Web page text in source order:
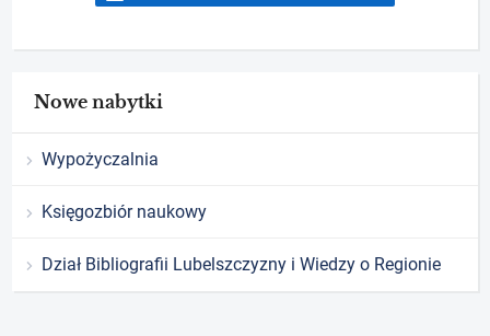
Nowe nabytki
Wypożyczalnia
Księgozbiór naukowy
Dział Bibliografii Lubelszczyzny i Wiedzy o Regionie